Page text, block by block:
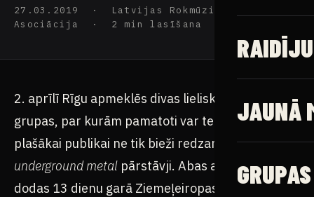
JAUNĀ
GRUPAS
27.03.2019 · Latvijas Rokmūzikas
Asociācija · 2 min lasīšana
2. aprīlī Rīgu apmeklēs divas lieliskas ārzemju
grupas, par kurām pamatoti var teikt, ka tās ir
plašākai publikai ne tik bieži redzamie
underground metal pārstāvji. Abas apvienības
dodas 13 dienu garā Ziemeļeiropas un